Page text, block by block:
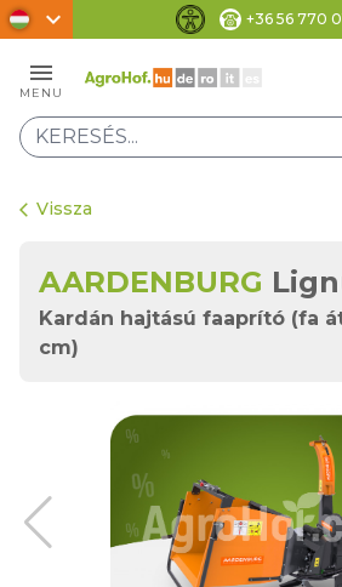
chevron_right
Akadálymentesítési
+36 56 770
menu
MENU
arrow_back_ios Vissza
AARDENBURG
Kardán hajtású faaprító (fa
cm)